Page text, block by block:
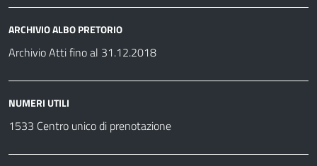
ARCHIVIO ALBO PRETORIO
Archivio Atti fino al 31.12.2018
NUMERI UTILI
1533 Centro unico di prenotazione